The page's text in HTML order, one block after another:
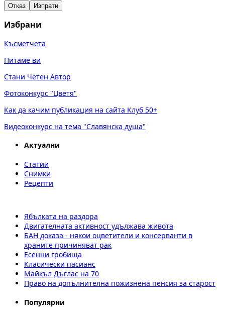
Отказ Изпрати
Избрани
Късметчета
Питаме ви
Стани Четен Автор
Фотоконкурс "Цветя"
Как да качим публикация на сайта Клуб 50+
Видеоконкурс на тема "Славянска душа"
Актуални
Статии
Снимки
Рецепти
Ябълката на раздора
Двигателната активност удължава живота
БАН доказа - някои оцветители и консерванти в
храните причиняват рак
Есенни гробища
Класически пасианс
Майкъл Дъглас на 70
Право на допълнителна пожизнена пенсия за старост
Популярни